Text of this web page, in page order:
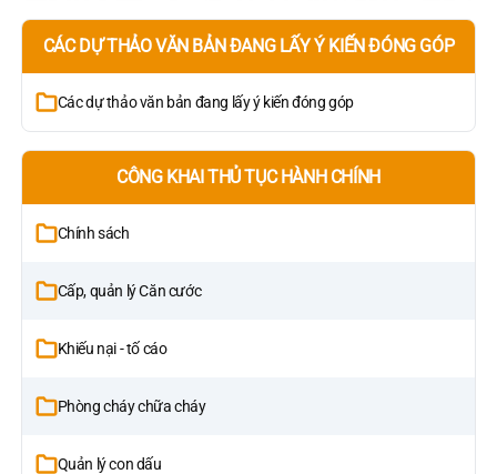
CÁC DỰ THẢO VĂN BẢN ĐANG LẤY Ý KIẾN ĐÓNG GÓP
Các dự thảo văn bản đang lấy ý kiến đóng góp
CÔNG KHAI THỦ TỤC HÀNH CHÍNH
Chính sách
Cấp, quản lý Căn cước
Khiếu nại - tố cáo
Phòng cháy chữa cháy
Quản lý con dấu